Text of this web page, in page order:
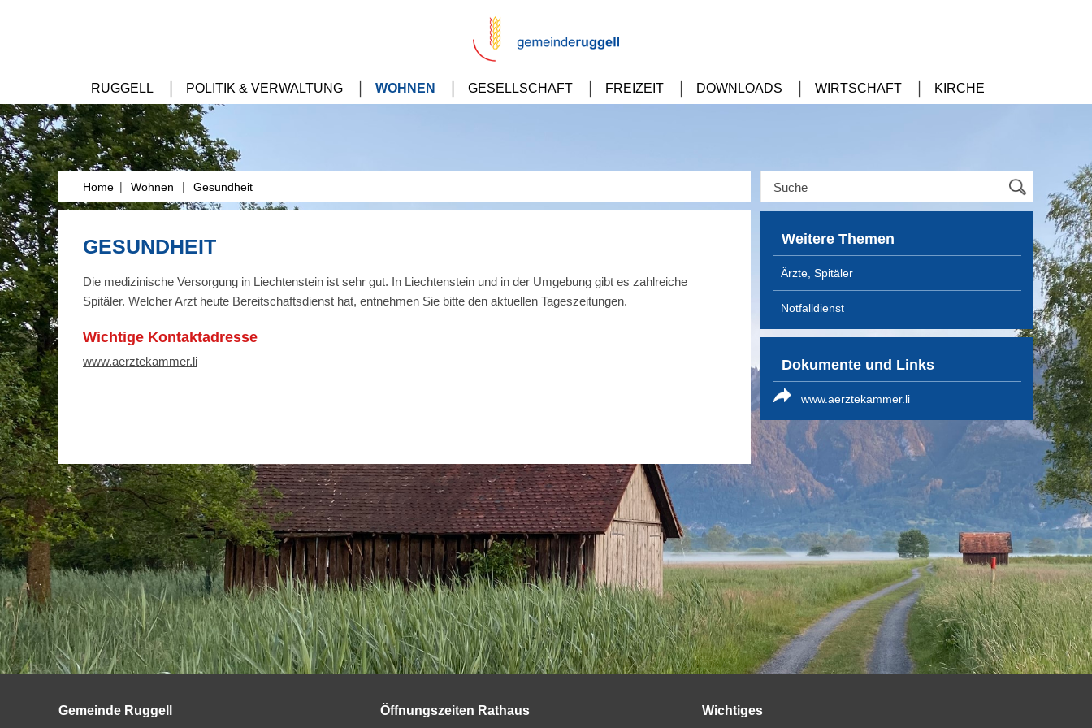
RUGGELL POLITIK & VERWALTUNG WOHNEN GESELLSCHAFT FREIZEIT DOWNLOADS WIRTSCHAFT KIRCHE
Home | Wohnen | Gesundheit
GESUNDHEIT
Die medizinische Versorgung in Liechtenstein ist sehr gut. In Liechtenstein und in der Umgebung gibt es zahlreiche
Spitäler. Welcher Arzt heute Bereitschaftsdienst hat, entnehmen Sie bitte den aktuellen Tageszeitungen.
Wichtige Kontaktadresse
www.aerztekammer.li
Weitere Themen
Ärzte, Spitäler
Notfalldienst
Dokumente und Links
www.aerztekammer.li
Gemeinde Ruggell Öffnungszeiten Rathaus Wichtiges